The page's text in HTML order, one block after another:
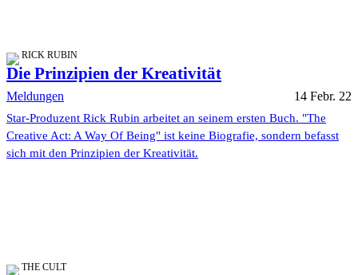
RICK RUBIN
Die Prinzipien der Kreativität
Meldungen 14 Febr. 22
Star-Produzent Rick Rubin arbeitet an seinem ersten Buch. "The
Creative Act: A Way Of Being" ist keine Biografie, sondern befasst
sich mit den Prinzipien der Kreativität.
THE CULT